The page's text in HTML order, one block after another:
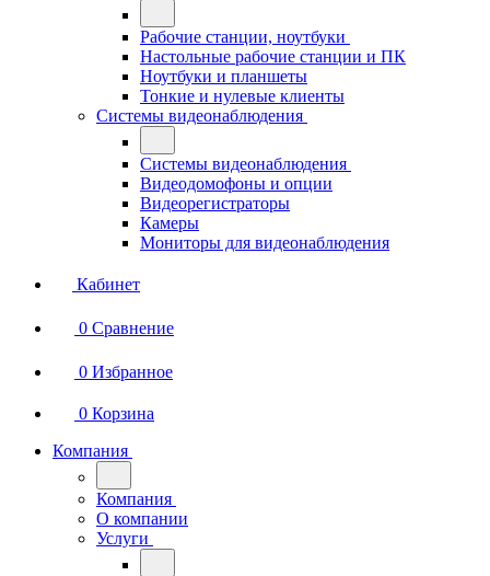
Рабочие станции, ноутбуки
Настольные рабочие станции и ПК
Ноутбуки и планшеты
Тонкие и нулевые клиенты
Системы видеонаблюдения
Системы видеонаблюдения
Видеодомофоны и опции
Видеорегистраторы
Камеры
Мониторы для видеонаблюдения
Кабинет
0 Сравнение
0 Избранное
0 Корзина
Компания
Компания
О компании
Услуги